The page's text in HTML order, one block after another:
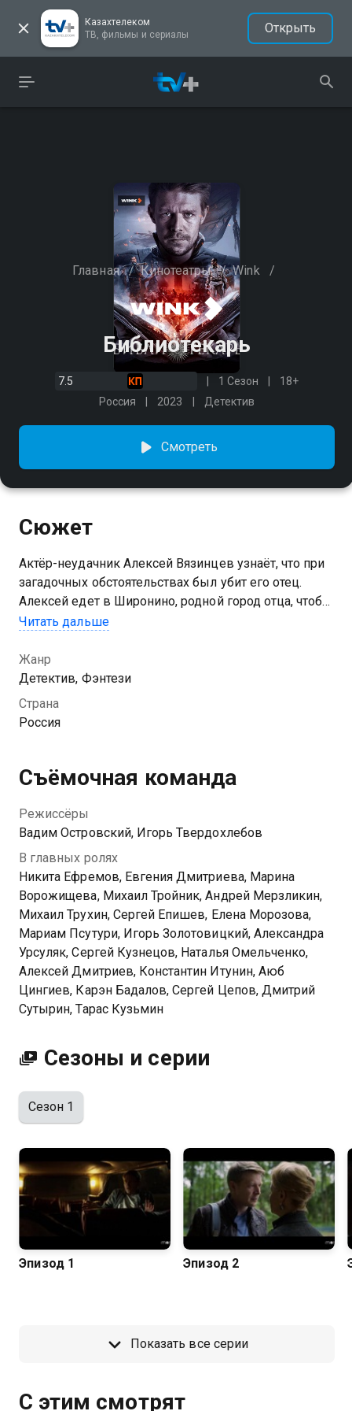
Казахтелеком
ТВ, фильмы и сериалы
Открыть
Главная / Кинотеатры / Wink /
Библиотекарь
7.5 1 Сезон
18+
Россия
2023 Детектив
Смотреть
Сюжет
Актёр-неудачник Алексей Вязинцев узнаёт, что при
загадочных обстоятельствах был убит его отец.
Алексей едет в Широнино, родной город отца, чтобы
продать его квартиру, но вместо этого оказывается
верят, что книги давно забытого советского
писателя Громова обладают магическими
свойствами. Каждая из этих книг даёт конкретный
эффект: Ярости, Терпения, Власти, Радости, Силы
книгами по всей стране и готовы убивать
конкурентов ради их силы. Вязинцеву предстоит
стать частью одной из Библиотек, раскрыть секреты
собственной семьи и отправиться на поиски самой
Читать дальше
Жанр
Детектив, Фэнтези
Страна
Россия
Съёмочная команда
Режиссёры
Вадим Островский, Игорь Твердохлебов
В главных ролях
Никита Ефремов, Евгения Дмитриева, Марина
Ворожищева, Михаил Тройник, Андрей Мерзликин,
Михаил Трухин, Сергей Епишев, Елена Морозова,
Мариам Псутури, Игорь Золотовицкий, Александра
Урсуляк, Сергей Кузнецов, Наталья Омельченко,
Алексей Дмитриев, Константин Итунин, Аюб
Цингиев, Карэн Бадалов, Сергей Цепов, Дмитрий
Сутырин, Тарас Кузьмин
Сезоны и серии
Сезон 1
Эпизод 1 Эпизод 2
Показать все серии
С этим смотрят